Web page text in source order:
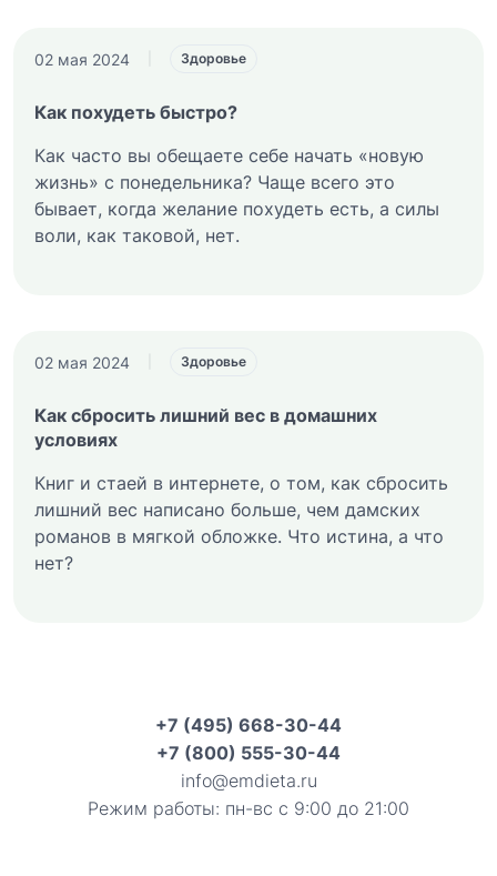
02 мая 2024 Здоровье
Как похудеть быстро?
Как часто вы обещаете себе начать «новую
жизнь» с понедельника? Чаще всего это
бывает, когда желание похудеть есть, а силы
воли, как таковой, нет.
02 мая 2024 Здоровье
Как сбросить лишний вес в домашних
условиях
Книг и стаей в интернете, о том, как сбросить
лишний вес написано больше, чем дамских
романов в мягкой обложке. Что истина, а что
нет?
+7 (495) 668-30-44
+7 (800) 555-30-44
info@emdieta.ru
Режим работы: пн-вс с 9:00 до 21:00